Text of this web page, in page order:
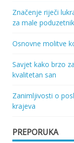
Značenje riječi
za male
Osnovne molitve
Savjet kako brzo
kvalitetan san
Zanimljivosti o
krajeva
PREPORUKA